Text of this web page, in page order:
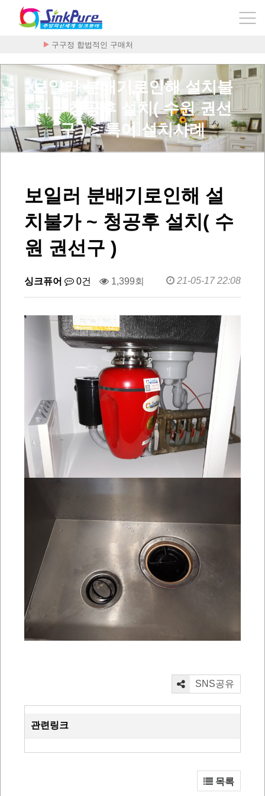
구구정 합법적인 구매처
보일러 분배기로인해 설치불
가 ~ 청공후 설치( 수원 권선
구 ) > 특이 설치사례
보일러 분배기로인해 설
치불가 ~ 청공후 설치( 수
원 권선구 )
싱크퓨어 0건 1,399회 21-05-17 22:08
SNS공유
관련링크
목록